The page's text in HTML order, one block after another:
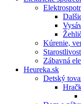
Kúrenie,
Zábavná
Heureka.sk
Detský